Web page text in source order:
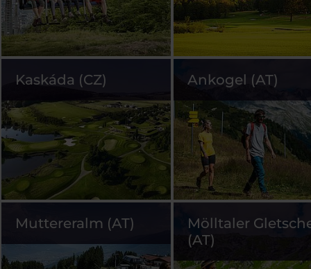
Kaskáda (CZ) Ankogel (AT)
Muttereralm (AT)
Mölltaler
(AT)